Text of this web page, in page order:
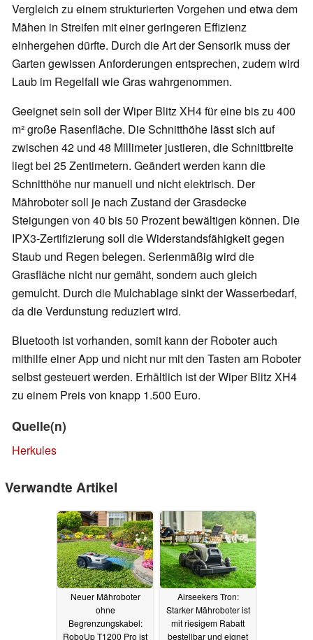
Vergleich zu einem strukturierten Vorgehen und etwa dem
Mähen in Streifen mit einer geringeren Effizienz
einhergehen dürfte. Durch die Art der Sensorik muss der
Garten gewissen Anforderungen entsprechen, zudem wird
Laub im Regelfall wie Gras wahrgenommen.
Geeignet sein soll der Wiper Blitz XH4 für eine bis zu 400
m² große Rasenfläche. Die Schnitthöhe lässt sich auf
zwischen 42 und 48 Millimeter justieren, die Schnittbreite
liegt bei 25 Zentimetern. Geändert werden kann die
Schnitthöhe nur manuell und nicht elektrisch. Der
Mähroboter soll je nach Zustand der Grasdecke
Steigungen von 40 bis 50 Prozent bewältigen können. Die
IPX3-Zertifizierung soll die Widerstandsfähigkeit gegen
Staub und Regen belegen. Serienmäßig wird die
Grasfläche nicht nur gemäht, sondern auch gleich
gemulcht. Durch die Mulchablage sinkt der Wasserbedarf,
da die Verdunstung reduziert wird.
Bluetooth ist vorhanden, somit kann der Roboter auch
mithilfe einer App und nicht nur mit den Tasten am Roboter
selbst gesteuert werden. Erhältlich ist der Wiper Blitz XH4
zu einem Preis von knapp 1.500 Euro.
Quelle(n)
Herkules
Verwandte Artikel
Neuer Mähroboter
ohne
Begrenzungskabel:
RoboUp T1200 Pro ist
Airseekers Tron:
Starker Mähroboter ist
mit riesigem Rabatt
bestellbar und eignet